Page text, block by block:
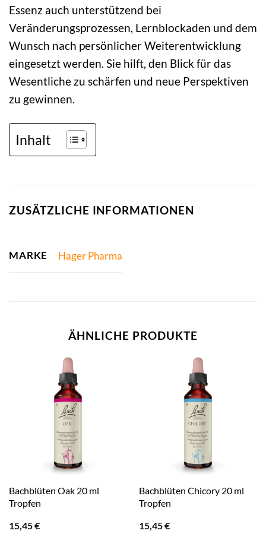
Essenz auch unterstützend bei
Veränderungsprozessen, Lernblockaden und dem
Wunsch nach persönlicher Weiterentwicklung
eingesetzt werden. Sie hilft, den Blick für das
Wesentliche zu schärfen und neue Perspektiven
zu gewinnen.
Inhalt
ZUSÄTZLICHE INFORMATIONEN
MARKE Hager Pharma
ÄHNLICHE PRODUKTE
Bachblüten Oak 20 ml
Tropfen
15,45€
Bachblüten Chicory 20 ml
Tropfen
15,45€